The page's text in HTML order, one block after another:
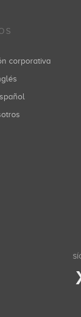
corporativa